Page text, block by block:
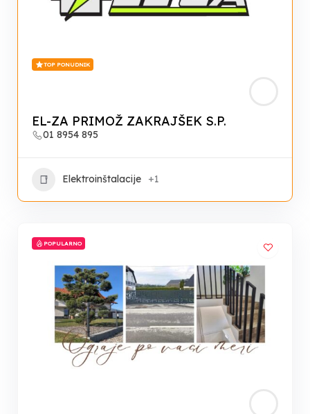
TOP PONUDNIK
EL-ZA PRIMOŽ ZAKRAJŠEK S.P.
01 8954 895
Elektroinštalacije +1
POPULARNO